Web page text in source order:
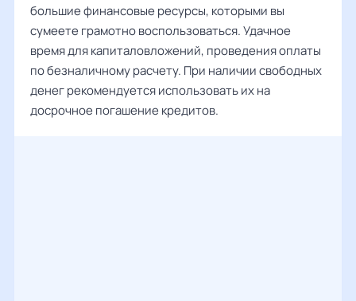
большие финансовые ресурсы, которыми вы
сумеете грамотно воспользоваться. Удачное
время для капиталовложений, проведения оплаты
по безналичному расчету. При наличии свободных
денег рекомендуется использовать их на
досрочное погашение кредитов.